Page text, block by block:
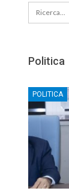
Politica
POLITICA